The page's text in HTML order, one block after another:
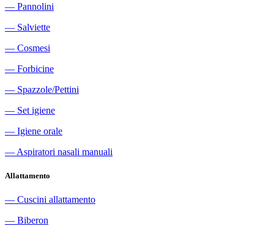
― Pannolini
― Salviette
― Cosmesi
― Forbicine
― Spazzole/Pettini
― Set igiene
― Igiene orale
― Aspiratori nasali manuali
Allattamento
― Cuscini allattamento
― Biberon